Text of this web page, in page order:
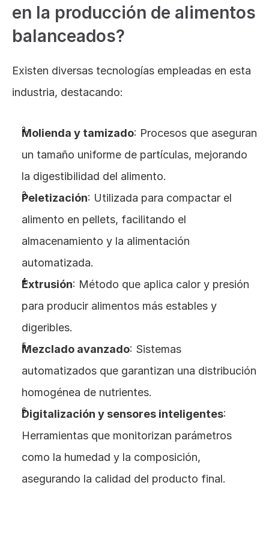
en la producción de alimentos
balanceados?
Existen diversas tecnologías empleadas en esta
industria, destacando:
Molienda y tamizado: Procesos que aseguran
un tamaño uniforme de partículas, mejorando
la digestibilidad del alimento.
Peletización: Utilizada para compactar el
alimento en pellets, facilitando el
almacenamiento y la alimentación
automatizada.
Extrusión: Método que aplica calor y presión
para producir alimentos más estables y
digeribles.
Mezclado avanzado: Sistemas
automatizados que garantizan una distribución
homogénea de nutrientes.
Digitalización y sensores inteligentes:
Herramientas que monitorizan parámetros
como la humedad y la composición,
asegurando la calidad del producto final​.